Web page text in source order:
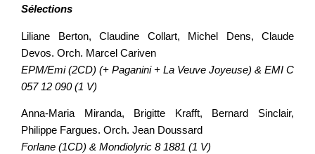
Sélections
Liliane Berton, Claudine Collart, Michel Dens, Claude
Devos. Orch. Marcel Cariven
EPM/Emi (2CD) (+ Paganini + La Veuve Joyeuse) & EMI C
057 12 090 (1 V)
Anna-Maria Miranda, Brigitte Krafft, Bernard Sinclair,
Philippe Fargues. Orch. Jean Doussard
Forlane (1CD) & Mondiolyric 8 1881 (1 V)